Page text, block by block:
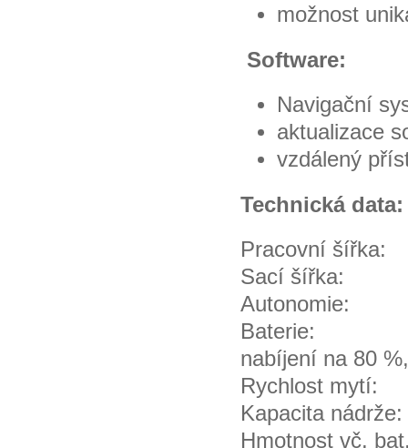
možnost
Software:
Navigační
aktualizace
vzdálený
Technická data:
Pracovní
Sací
Baterie:
nabíjení na 80
Rychlost
Kapacita
Hmotnost